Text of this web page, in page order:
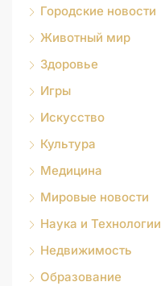
Городские новости
Животный мир
Здоровье
Игры
Искусство
Культура
Медицина
Мировые новости
Наука и Технологии
Недвижимость
Образование